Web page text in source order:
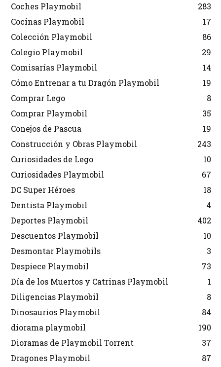
Coches Playmobil
283
Cocinas Playmobil
17
Colección Playmobil
86
Colegio Playmobil
29
Comisarías Playmobil
14
Cómo Entrenar a tu Dragón Playmobil
19
Comprar Lego
8
Comprar Playmobil
35
Conejos de Pascua
19
Construcción y Obras Playmobil
243
Curiosidades de Lego
10
Curiosidades Playmobil
67
DC Super Héroes
18
Dentista Playmobil
4
Deportes Playmobil
402
Descuentos Playmobil
10
Desmontar Playmobils
3
Despiece Playmobil
73
Día de los Muertos y Catrinas Playmobil
1
Diligencias Playmobil
8
Dinosaurios Playmobil
84
diorama playmobil
190
Dioramas de Playmobil Torrent
37
Dragones Playmobil
87